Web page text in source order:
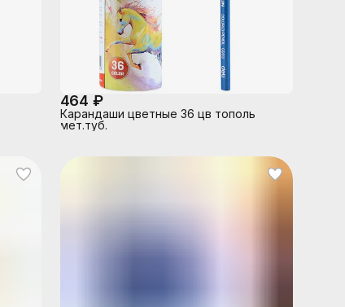
464 ₽
Карандаши цветные 36 цв тополь
мет.туб.